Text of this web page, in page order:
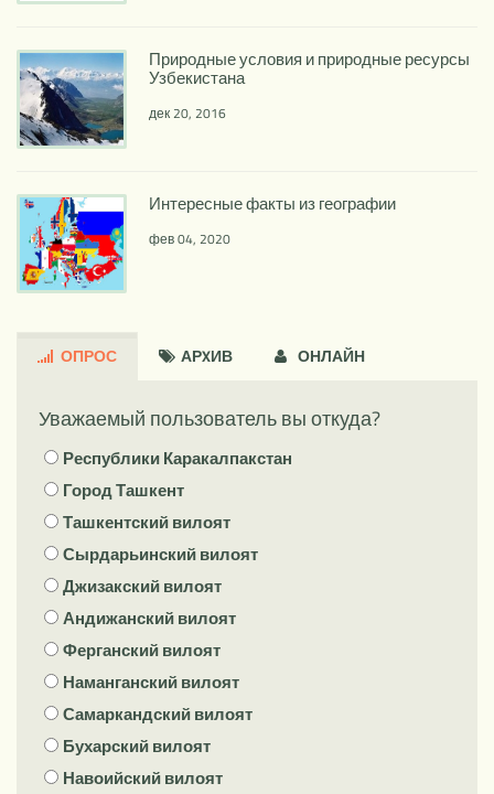
Природные условия и природные ресурсы
Узбекистана
дек 20, 2016
Интересные факты из географии
фев 04, 2020
ОПРОС АРXИВ ОНЛАЙН
Уважаемый пользователь вы откуда?
Республики Каракалпакстан
Город Ташкент
Ташкентский вилоят
Сырдарьинский вилоят
Джизакский вилоят
Андижанский вилоят
Ферганский вилоят
Наманганский вилоят
Самаркандский вилоят
Бухарский вилоят
Навоийский вилоят